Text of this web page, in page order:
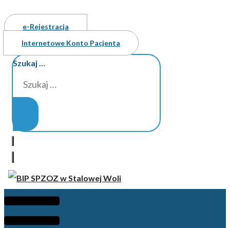
e-Rejestracja
Internetowe Konto Pacjenta
Szukaj …